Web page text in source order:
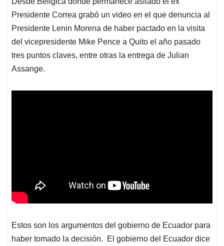
s
A
p
p
b
o
o
k
e
d
I
n
l
a
d
s
Presidente Correa grabó un video en el que denuncia al
Presidente Lenin Morena de haber pactado en la visita
del vicepresidente Mike Pence a Quito el año pasado
tres puntos claves, entre otras la entrega de Julian
Assange.
Estos son los argumentos del gobierno de Ecuador para
haber tomado la decisión. El gobierno del Ecuador dice